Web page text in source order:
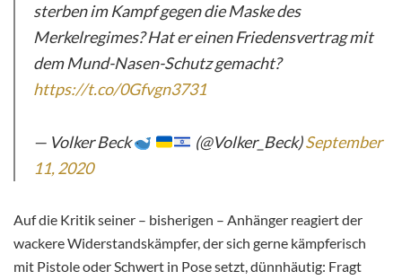
sterben im Kampf gegen die Maske des
Merkelregimes? Hat er einen Friedensvertrag mit
dem Mund-Nasen-Schutz gemacht?
https://t.co/0Gfvgn3731
— Volker Beck (@Volker_Beck)September
11, 2020
Auf die Kritik seiner – bisherigen – Anhänger reagiert der
wackere Widerstandskämpfer, der sich gerne kämpferisch
mit Pistole oder Schwert in Pose setzt, dünnhäutig: Fragt